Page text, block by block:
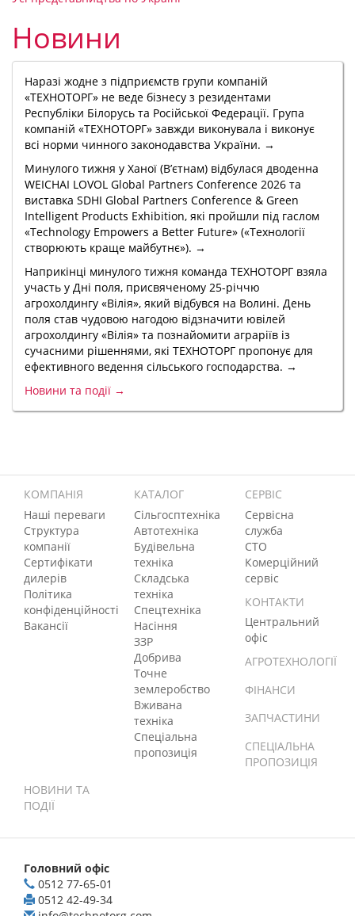
Новини
Наразі жодне з підприємств групи компаній
«ТЕХНОТОРГ» не веде бізнесу з резидентами
Республіки Білорусь та Російської Федерації. Група
компаній «ТЕХНОТОРГ» завжди виконувала і виконує
всі норми чинного законодавства України. →
Минулого тижня у Ханої (В’єтнам) відбулася дводенна
WEICHAI LOVOL Global Partners Conference 2026 та
виставка SDHI Global Partners Conference & Green
Intelligent Products Exhibition, які пройшли під гаслом
«Technology Empowers a Better Future» («Технології
створюють краще майбутнє»). →
Наприкінці минулого тижня команда ТЕХНОТОРГ взяла
участь у Дні поля, присвяченому 25-річчю
агрохолдингу «Вілія», який відбувся на Волині. День
поля став чудовою нагодою відзначити ювілей
агрохолдингу «Вілія» та познайомити аграріїв із
сучасними рішеннями, які ТЕХНОТОРГ пропонує для
ефективного ведення сільського господарства. →
Новини та події →
КОМПАНІЯ
Наші переваги
Структура
компанії
Сертифікати
дилерів
Політика
конфіденційності
Вакансії
КАТАЛОГ
Сільгосптехніка
Автотехніка
Будівельна
техніка
Складська
техніка
Спецтехніка
Насіння
ЗЗР
Добрива
Точне
землеробство
Вживана
техніка
Спеціальна
пропозиція
СЕРВІС
Сервісна
служба
СТО
Комерційний
сервіс
КОНТАКТИ
Центральний
офіс
АГРОТЕХНОЛОГІЇ
ФІНАНСИ
ЗАПЧАСТИНИ
СПЕЦІАЛЬНА
ПРОПОЗИЦІЯ
НОВИНИ ТА
ПОДІЇ
Головний офіс
0512 77-65-01
0512 42-49-34